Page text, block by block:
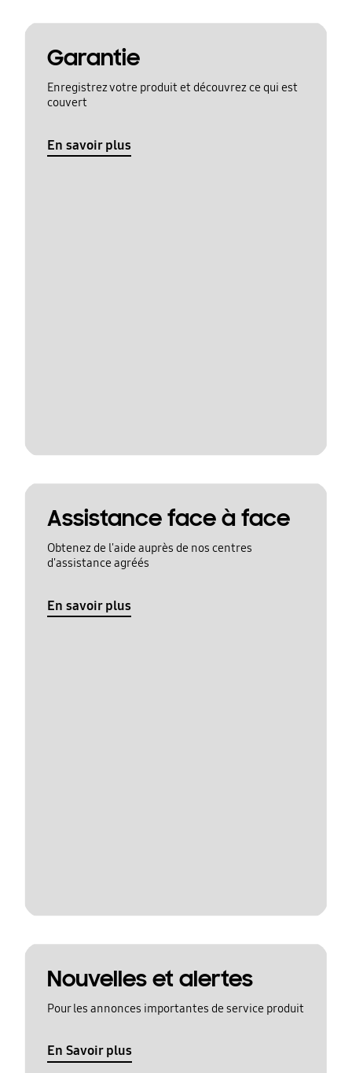
Garantie
Enregistrez votre produit et découvrez ce qui est
couvert
En savoir plus
Assistance face à face
Obtenez de l'aide auprès de nos centres
d'assistance agréés
En savoir plus
Nouvelles et alertes
Pour les annonces importantes de service produit
En Savoir plus